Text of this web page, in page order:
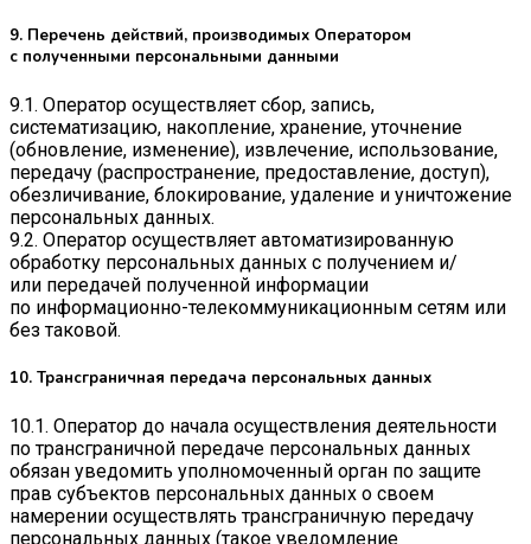
9. Перечень действий, производимых Оператором
с полученными персональными данными
9.1. Оператор осуществляет сбор, запись,
систематизацию, накопление, хранение, уточнение
(обновление, изменение), извлечение, использование,
передачу (распространение, предоставление, доступ),
обезличивание, блокирование, удаление и уничтожение
персональных данных.
9.2. Оператор осуществляет автоматизированную
обработку персональных данных с получением и/
или передачей полученной информации
по информационно-телекоммуникационным сетям или
без таковой.
10. Трансграничная передача персональных данных
10.1. Оператор до начала осуществления деятельности
по трансграничной передаче персональных данных
обязан уведомить уполномоченный орган по защите
прав субъектов персональных данных о своем
намерении осуществлять трансграничную передачу
персональных данных (такое уведомление